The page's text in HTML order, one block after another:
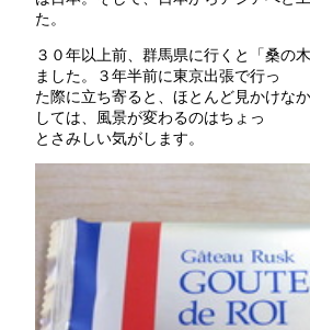
た。
３０年以上前、群馬県に行くと「桑の
ました。３年半前に東京出張で行っ
た際に立ち寄ると、ほとんど見かけな
しては、風景が変わるのはちょっ
とさみしい気がします。